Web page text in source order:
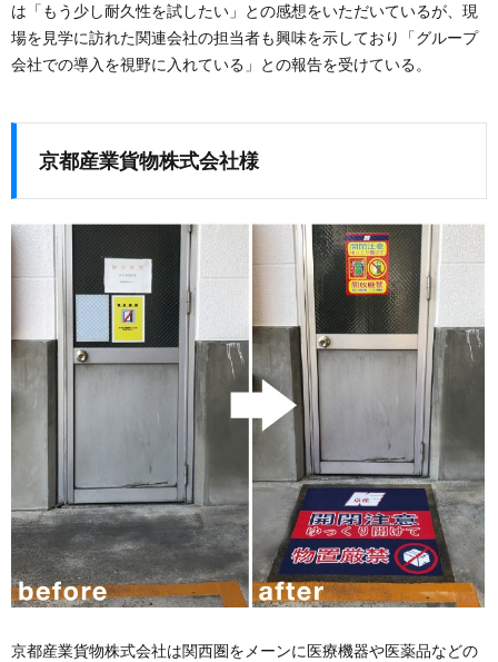
は「もう少し耐久性を試したい」との感想をいただいているが、現
場を見学に訪れた関連会社の担当者も興味を示しており「グループ
会社での導入を視野に入れている」との報告を受けている。
京都産業貨物株式会社様
京都産業貨物株式会社は関西圏をメーンに医療機器や医薬品などの